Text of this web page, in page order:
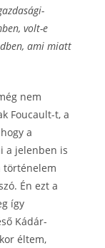
volt-e
ami miatt
nem
Foucault-t, a
a
a jelenben is
történelem
Én ezt a
így
Kádár-
éltem,